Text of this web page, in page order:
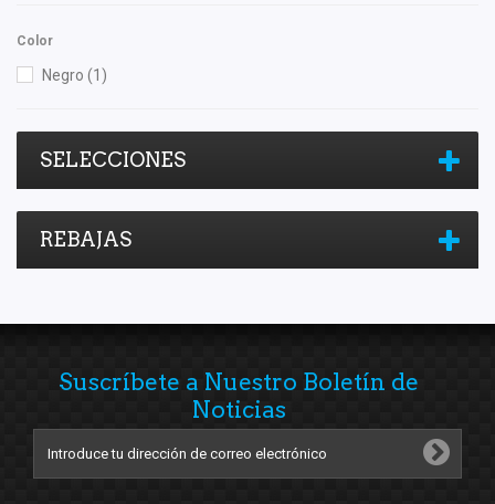
Color
Negro (1)
SELECCIONES
REBAJAS
Suscríbete a Nuestro Boletín de
Noticias